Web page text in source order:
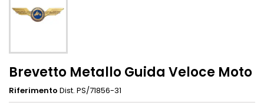
Brevetto Metallo Guida Veloce Moto
Riferimento Dist. PS/71856-31